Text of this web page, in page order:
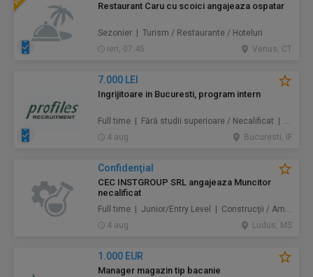
Restaurant Caru cu scoici angajeaza ospatar
Sezonier | Turism / Restaurante / Hoteluri
ieri, 07:45
Venus, CT
7.000 LEI
Ingrijitoare in Bucuresti, program intern
Full time | Fără studii superioare / Necalificat | Au pair / Babysitter / Curăţenie / Prestări servicii
4 aug.
Bucuresti, IF
Confidenţial
CEC INSTGROUP SRL angajeaza Muncitor
necalificat
Full time | Junior/Entry Level | Construcţii / Amenajări
4 aug.
Ludus, MS
1.000 EUR
Manager magazin tip bacanie